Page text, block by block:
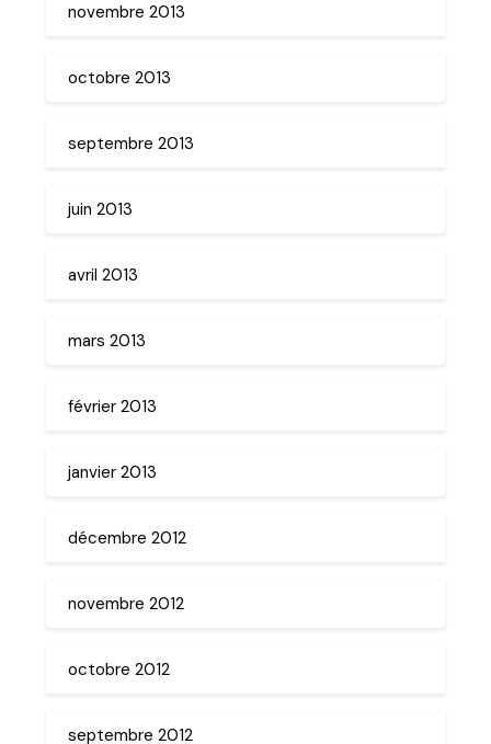
novembre 2013
octobre 2013
septembre 2013
juin 2013
avril 2013
mars 2013
février 2013
janvier 2013
décembre 2012
novembre 2012
octobre 2012
septembre 2012